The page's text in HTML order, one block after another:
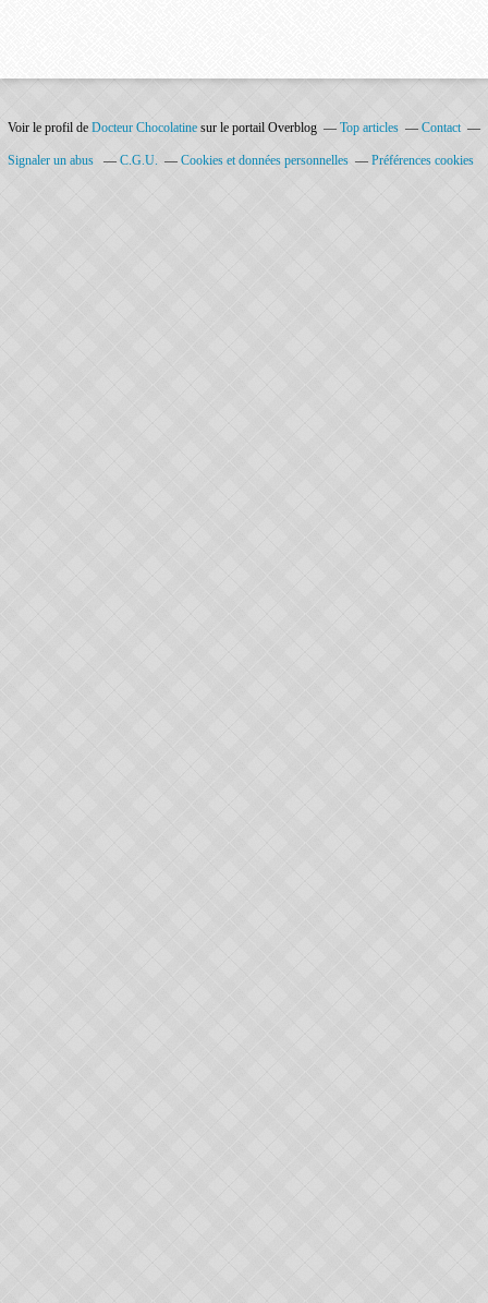
Voir le profil de Docteur Chocolatine sur le portail Overblog Top articles Contact
Signaler un abus C.G.U. Cookies et données personnelles Préférences cookies